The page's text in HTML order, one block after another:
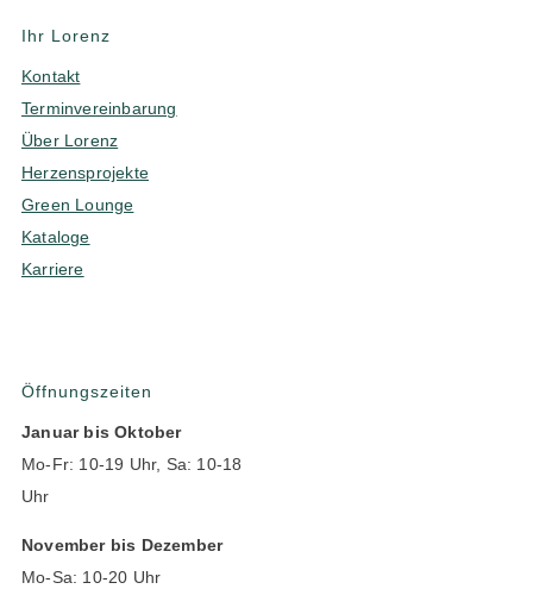
Ihr Lorenz
Kontakt
Terminvereinbarung
Über Lorenz
Herzensprojekte
Green Lounge
Kataloge
Karriere
Öffnungszeiten
Januar bis Oktober
Mo-Fr: 10-19 Uhr, Sa: 10-18
Uhr
November bis Dezember
Mo-Sa: 10-20 Uhr